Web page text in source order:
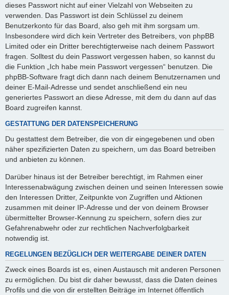
dieses Passwort nicht auf einer Vielzahl von Webseiten zu
verwenden. Das Passwort ist dein Schlüssel zu deinem
Benutzerkonto für das Board, also geh mit ihm sorgsam um.
Insbesondere wird dich kein Vertreter des Betreibers, von phpBB
Limited oder ein Dritter berechtigterweise nach deinem Passwort
fragen. Solltest du dein Passwort vergessen haben, so kannst du
die Funktion „Ich habe mein Passwort vergessen“ benutzen. Die
phpBB-Software fragt dich dann nach deinem Benutzernamen und
deiner E-Mail-Adresse und sendet anschließend ein neu
generiertes Passwort an diese Adresse, mit dem du dann auf das
Board zugreifen kannst.
GESTATTUNG DER DATENSPEICHERUNG
Du gestattest dem Betreiber, die von dir eingegebenen und oben
näher spezifizierten Daten zu speichern, um das Board betreiben
und anbieten zu können.
Darüber hinaus ist der Betreiber berechtigt, im Rahmen einer
Interessenabwägung zwischen deinen und seinen Interessen sowie
den Interessen Dritter, Zeitpunkte von Zugriffen und Aktionen
zusammen mit deiner IP-Adresse und der von deinem Browser
übermittelter Browser-Kennung zu speichern, sofern dies zur
Gefahrenabwehr oder zur rechtlichen Nachverfolgbarkeit
notwendig ist.
REGELUNGEN BEZÜGLICH DER WEITERGABE DEINER DATEN
Zweck eines Boards ist es, einen Austausch mit anderen Personen
zu ermöglichen. Du bist dir daher bewusst, dass die Daten deines
Profils und die von dir erstellten Beiträge im Internet öffentlich